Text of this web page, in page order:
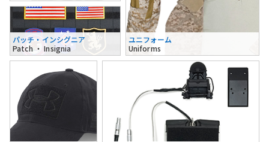
パッチ・インシグニア
Patch ・ Insignia
ユニフォーム
Uniforms